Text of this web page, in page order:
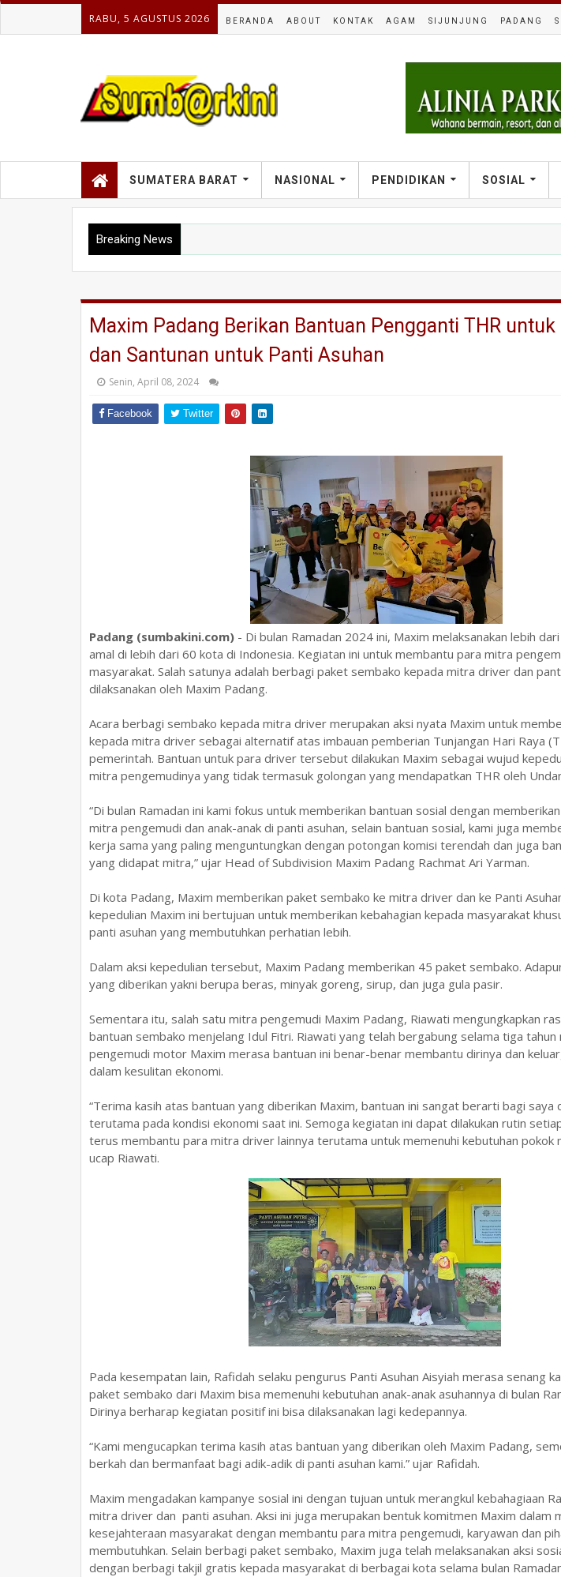
RABU, 5 AGUSTUS 2026 BERANDA ABOUT KONTAK AGAM SIJUNJUNG PADANG
SUMATERA BARAT NASIONAL PENDIDIKAN SOSIAL
Breaking News
Maxim Padang Berikan Bantuan Pengganti THR
dan Santunan untuk Panti Asuhan
Senin, April 08, 2024
Facebook Twitter
Padang (sumbakini.com) - Di bulan Ramadan 2024 ini, Maxim melaksanakan lebih
amal di lebih dari 60 kota di Indonesia. Kegiatan ini untuk membantu para mitra
masyarakat. Salah satunya adalah berbagi paket sembako kepada mitra driver dan
dilaksanakan oleh Maxim Padang.
Acara berbagi sembako kepada mitra driver merupakan aksi nyata Maxim untuk
kepada mitra driver sebagai alternatif atas imbauan pemberian Tunjangan Hari Raya
pemerintah. Bantuan untuk para driver tersebut dilakukan Maxim sebagai wujud
mitra pengemudinya yang tidak termasuk golongan yang mendapatkan THR oleh
“Di bulan Ramadan ini kami fokus untuk memberikan bantuan sosial dengan
mitra pengemudi dan anak-anak di panti asuhan, selain bantuan sosial, kami juga
kerja sama yang paling menguntungkan dengan potongan komisi terendah dan juga
yang didapat mitra,” ujar Head of Subdivision Maxim Padang Rachmat Ari Yarman.
Di kota Padang, Maxim memberikan paket sembako ke mitra driver dan ke Panti
kepedulian Maxim ini bertujuan untuk memberikan kebahagian kepada masyarakat
panti asuhan yang membutuhkan perhatian lebih.
Dalam aksi kepedulian tersebut, Maxim Padang memberikan 45 paket sembako.
yang diberikan yakni berupa beras, minyak goreng, sirup, dan juga gula pasir.
Sementara itu, salah satu mitra pengemudi Maxim Padang, Riawati mengungkapkan
bantuan sembako menjelang Idul Fitri. Riawati yang telah bergabung selama tiga
pengemudi motor Maxim merasa bantuan ini benar-benar membantu dirinya dan
dalam kesulitan ekonomi.
“Terima kasih atas bantuan yang diberikan Maxim, bantuan ini sangat berarti bagi saya
terutama pada kondisi ekonomi saat ini. Semoga kegiatan ini dapat dilakukan rutin
terus membantu para mitra driver lainnya terutama untuk memenuhi kebutuhan pokok
ucap Riawati.
Pada kesempatan lain, Rafidah selaku pengurus Panti Asuhan Aisyiah merasa senang
paket sembako dari Maxim bisa memenuhi kebutuhan anak-anak asuhannya di bulan
Dirinya berharap kegiatan positif ini bisa dilaksanakan lagi kedepannya.
“Kami mengucapkan terima kasih atas bantuan yang diberikan oleh Maxim Padang,
berkah dan bermanfaat bagi adik-adik di panti asuhan kami.” ujar Rafidah.
Maxim mengadakan kampanye sosial ini dengan tujuan untuk merangkul kebahagiaan
mitra driver dan panti asuhan. Aksi ini juga merupakan bentuk komitmen Maxim dalam
kesejahteraan masyarakat dengan membantu para mitra pengemudi, karyawan dan
membutuhkan. Selain berbagi paket sembako, Maxim juga telah melaksanakan aksi
dengan berbagi takjil gratis kepada masyarakat di berbagai kota selama bulan